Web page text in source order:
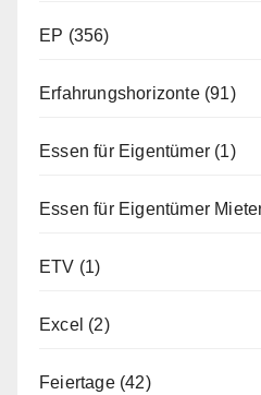
EP (356)
Erfahrungshorizonte(91)
Essen für Eigentümer (1)
Essen für Eigentümer
ETV (1)
Excel (2)
Feiertage(42)